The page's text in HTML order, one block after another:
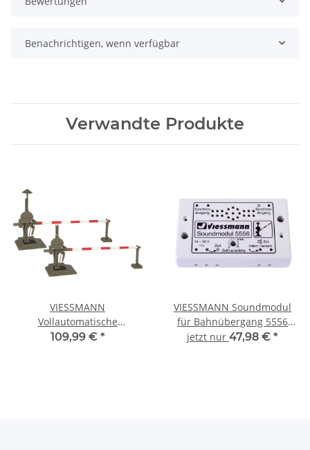
Benachrichtigen, wenn verfügbar
Verwandte Produkte
VIESSMANN
Vollautomatische
Bahnschranke 5100 Spur H0
109,99 € *
VIESSMANN Soundmodul
für Bahnübergang 5556
Spur Neutral
jetzt nur 47,98 € *